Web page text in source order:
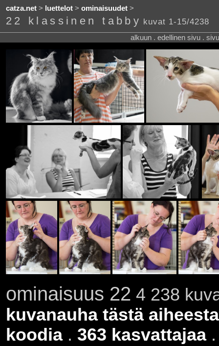
catza.net> luettelot> ominaisuudet>
22 klassinen tabby kuvat 1-15/4238
alkuun . edellinen sivu .
ominaisuus 22 4 238
kuvanauha tästä aiheesta
koodia. 363 kasvattajaa